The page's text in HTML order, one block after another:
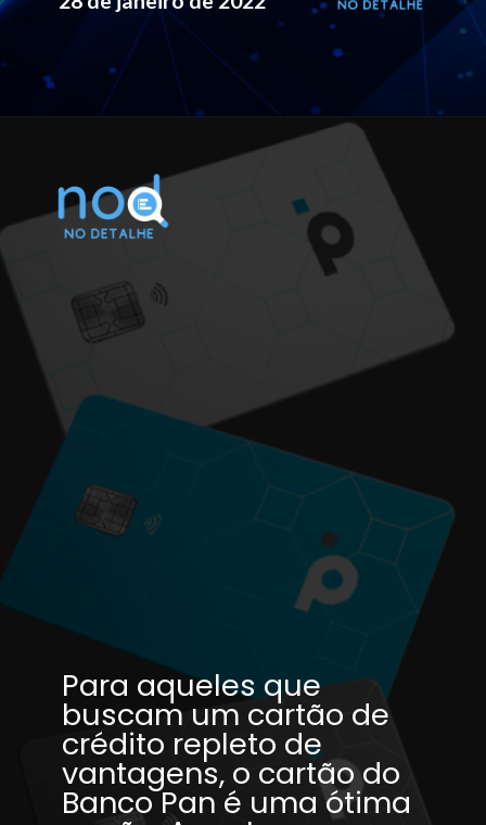
Para aqueles que
buscam um cartão de
crédito repleto de
vantagens, o cartão do
Banco Pan é uma ótima